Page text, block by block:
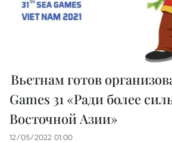
Вьетнам готов
Games 31 «Ради более
Восточной Азии»
12/05/2022 01:00